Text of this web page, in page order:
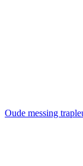
Oude messing